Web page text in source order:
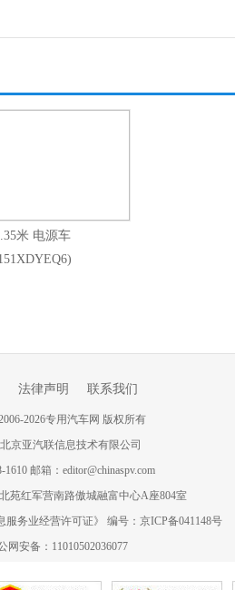
米 电源车
法律声明 联系我们
2026专用汽车网 版权所有
京亚汽联信息技术有限公司
1610 邮箱：editor@chinaspv.com
苑红军营南路傲城融富中心A座804室
服务业经营许可证》 编号：京ICP备041148号
网安备：11010502036077